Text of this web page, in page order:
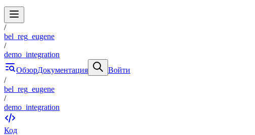
/
bel_reg_eugene
/
demo_integration
ОбзорДокументация
Войти
/
bel_reg_eugene
/
demo_integration
Код